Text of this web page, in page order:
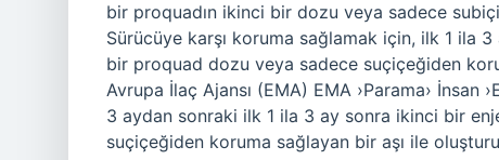
bir proquadın ikinci bir dozu veya sadece
Sürücüye karşı koruma sağlamak için, ilk 1 ila
bir proquad dozu veya sadece suçiçeğiden
Avrupa İlaç Ajansı (EMA) EMA ›Parama›
3 aydan sonraki ilk 1 ila 3 ay sonra ikinci bir
suçiçeğiden koruma sağlayan bir aşı ile